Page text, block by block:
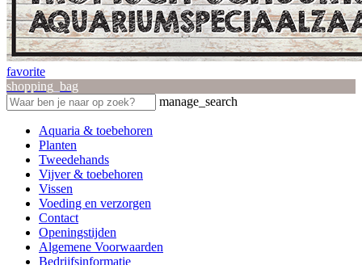
favorite
shopping_bag
manage_search
Aquaria & toebehoren
Planten
Tweedehands
Vijver & toebehoren
Vissen
Voeding en verzorgen
Contact
Openingstijden
Algemene Voorwaarden
Bedrijfsinformatie